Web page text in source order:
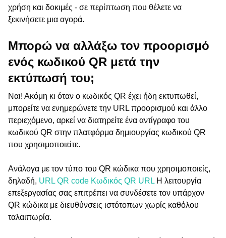
χρήση και δοκιμές - σε περίπτωση που θέλετε να
ξεκινήσετε μια αγορά.
Μπορώ να αλλάξω τον προορισμό
ενός κωδικού QR μετά την
εκτύπωσή του;
Ναι! Ακόμη κι όταν ο κωδικός QR έχει ήδη εκτυπωθεί,
μπορείτε να ενημερώνετε την URL προορισμού και άλλο
περιεχόμενο, αρκεί να διατηρείτε ένα αντίγραφο του
κωδικού QR στην πλατφόρμα δημιουργίας κωδικού QR
που χρησιμοποιείτε.
Ανάλογα με τον τύπο του QR κώδικα που χρησιμοποιείς,
δηλαδή, URL QR code Κωδικός QR URL Η λειτουργία
επεξεργασίας σας επιτρέπει να συνδέσετε τον υπάρχον
QR κώδικα με διευθύνσεις ιστότοπων χωρίς καθόλου
ταλαιπωρία.